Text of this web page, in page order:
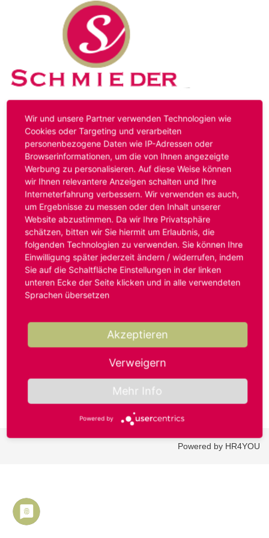
Kontakt Impressum Datenschutz
Hinweis:Das von ihnen aufgerufene Stellenangebot ist
bereits ausgelaufen. Alternative Stellenanzeigen finden
Sie unter:
www.schmieder-personal.de/stellenangebote
Oder Sie bewerben sich
initiativund wir suchen für Sie
passende Stellenangebote.
Anmelden
Benutzername oder E-Mail-Adresse*
Passwort*
Powered by HR4YOU
Wir und unsere Partner verwenden Technologien wie
Cookies oder Targeting und verarbeiten
personenbezogene Daten wie IP-Adressen oder
Browserinformationen, um die von Ihnen angezeigte
Werbung zu personalisieren. Auf diese Weise können
wir Ihnen relevantere Anzeigen schalten und Ihre
Interneterfahrung verbessern. Wir verwenden es auch,
um Ergebnisse zu messen oder den Inhalt unserer
Website abzustimmen. Da wir Ihre Privatsphäre
schätzen, bitten wir Sie hiermit um Erlaubnis, die
folgenden Technologien zu verwenden. Sie können Ihre
Einwilligung später jederzeit ändern / widerrufen, indem
Sie auf die Schaltfläche Einstellungen in der linken
unteren Ecke der Seite klicken und in alle verwendeten
Sprachen übersetzen
Akzeptieren
Verweigern
Mehr Info
Powered by